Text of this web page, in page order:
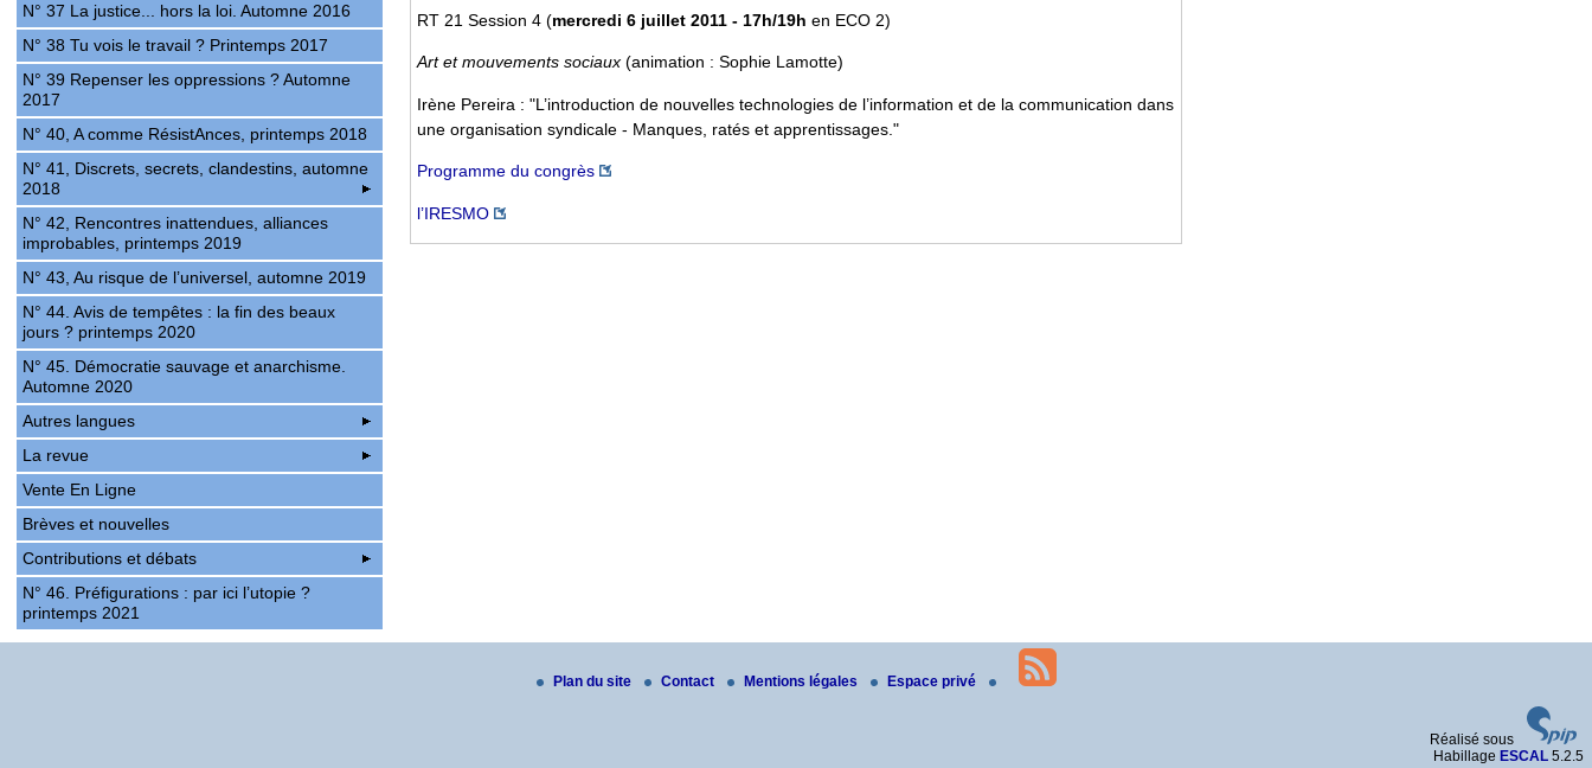
RT 21 Session 4 (mercredi 6 juillet 2011 - 17h/19h en ECO 2)
Art et mouvements sociaux (animation : Sophie Lamotte)
Irène Pereira : "L’introduction de nouvelles technologies de l’information et de la communication dans
une organisation syndicale - Manques, ratés et apprentissages."
Programme du congrès
l’IRESMO
N° 37 La justice... hors la loi. Automne 2016
N° 38 Tu vois le travail ? Printemps 2017
N° 39 Repenser les oppressions ? Automne
2017
N° 40, A comme RésistAnces, printemps 2018
N° 41, Discrets, secrets, clandestins, automne
2018
N° 42, Rencontres inattendues, alliances
improbables, printemps 2019
N° 43, Au risque de l’universel, automne 2019
N° 44. Avis de tempêtes : la fin des beaux
jours ? printemps 2020
N° 45. Démocratie sauvage et anarchisme.
Automne 2020
Autres langues
La revue
Vente En Ligne
Brèves et nouvelles
Contributions et débats
N° 46. Préfigurations : par ici l’utopie ?
printemps 2021
Plan du site Contact Mentions légales Espace privé
Réalisé sous
Habillage ESCAL5.2.5